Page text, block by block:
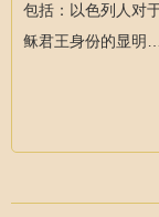
包括：以色列人对
稣君王身份的显明…